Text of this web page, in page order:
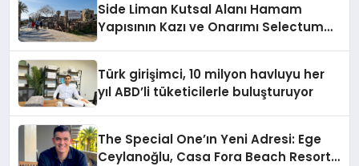
Side Liman Kutsal Alanı Hamam
Yapısının Kazı ve Onarımı Selectum
Türk girişimci, 10 milyon havluyu her
yıl ABD’li tüketicilerle buluşturuyor
The Special One’ın Yeni Adresi: Ege
Ceylanoğlu, Casa Fora Beach Resort